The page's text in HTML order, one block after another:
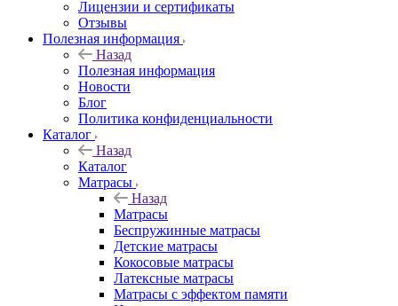
Лицензии и сертификаты
Отзывы
Полезная информация
Назад
Полезная информация
Новости
Блог
Политика конфиденциальности
Каталог
Назад
Каталог
Матрасы
Назад
Матрасы
Беспружинные матрасы
Детские матрасы
Кокосовые матрасы
Латексные матрасы
Матрасы с эффектом памяти